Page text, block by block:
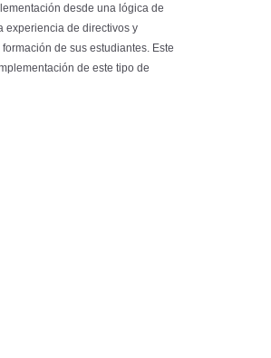
desde una lógica de
experiencia de directivos y
de sus estudiantes. Este
de este tipo de